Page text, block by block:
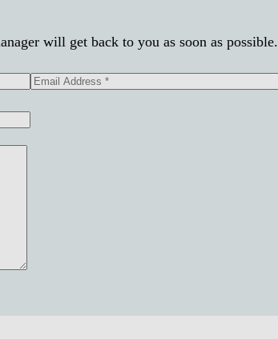
will get back to you as soon as possible.